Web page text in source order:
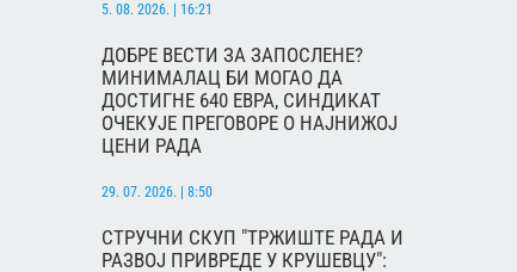
5. 08. 2026. | 16:21
ДОБРЕ ВЕСТИ ЗА ЗАПОСЛЕНЕ?
МИНИМАЛАЦ БИ МОГАО ДА
ДОСТИГНЕ 640 ЕВРА, СИНДИКАТ
ОЧЕКУЈЕ ПРЕГОВОРЕ О НАЈНИЖОЈ
ЦЕНИ РАДА
29. 07. 2026. | 8:50
СТРУЧНИ СКУП "ТРЖИШТЕ РАДА И
РАЗВОЈ ПРИВРЕДЕ У КРУШЕВЦУ":